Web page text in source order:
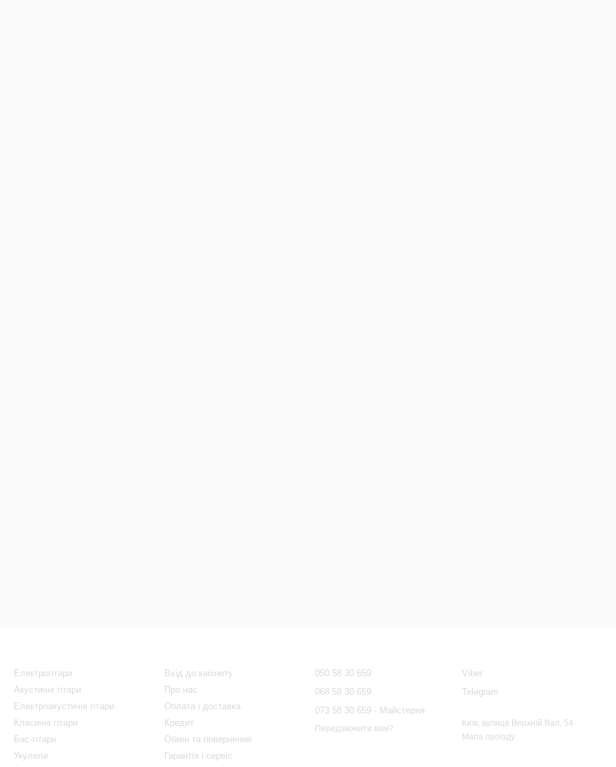
Електрогітари
Акустичні гітари
Електроакустичні гітари
Класичні гітари
Бас-гітари
Укулеле
Вхід до кабінету
Про нас
Оплата і доставка
Кредит
Обмін та повернення
Гарантія і сервіс
050 58 30 659
068 58 30 659
073 58 30 659 - Майстерня
Передзвонити вам?
Viber
Telegram
Київ, вулиця Верхній Вал, 54
Мапа проїзду